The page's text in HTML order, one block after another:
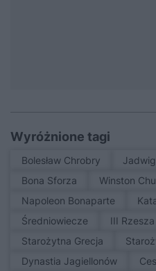
Wyróżnione tagi
Bolesław Chrobry
Bona Sforza
Winston
Napoleon Bonaparte
średniowiecze
III Rzesza
Starożytna Grecja
Dynastia Jagiellonów